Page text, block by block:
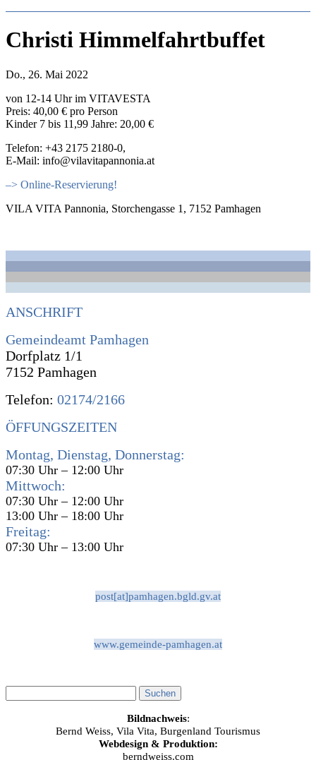
Christi Himmelfahrtbuffet
Do., 26. Mai 2022
von 12-14 Uhr im VITAVESTA
Preis: 40,00 € pro Person
Kinder 7 bis 11,99 Jahre: 20,00 €
Telefon: +43 2175 2180-0,
E-Mail: info@vilavitapannonia.at
–> Online-Reservierung!
VILA VITA Pannonia, Storchengasse 1, 7152 Pamhagen
ANSCHRIFT
Gemeindeamt Pamhagen
Dorfplatz 1/1
7152 Pamhagen
Telefon: 02174/2166
ÖFFUNGSZEITEN
Montag, Dienstag, Donnerstag:
07:30 Uhr – 12:00 Uhr
Mittwoch:
07:30 Uhr – 12:00 Uhr
13:00 Uhr – 18:00 Uhr
Freitag:
07:30 Uhr – 13:00 Uhr
post[at]pamhagen.bgld.gv.at
www.gemeinde-pamhagen.at
Bildnachweis:
Bernd Weiss, Vila Vita, Burgenland Tourismus
Webdesign & Produktion:
berndweiss.com